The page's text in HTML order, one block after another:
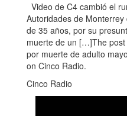
Video de C4 cambió el
Autoridades de Monterrey
de 35 años, por su
muerte de un […]The post
por muerte de adulto
on Cinco Radio.
Cinco Radio